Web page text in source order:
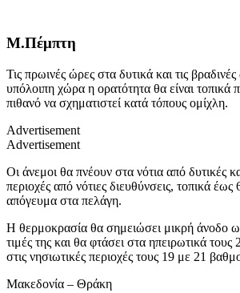
Μ.Πέμπτη
Τις πρωινές ώρες στα δυτικά και τις
υπόλοιπη χώρα η ορατότητα θα είναι τοπικά
πιθανό να σχηματιστεί κατά τόπους ομίχλη.
Advertisement
Advertisement
Οι άνεμοι θα πνέουν στα νότια από δυτικές
περιοχές από νότιες διευθύνσεις, τοπικά
απόγευμα στα πελάγη.
Η θερμοκρασία θα σημειώσει μικρή άνοδο
τιμές της και θα φτάσει στα ηπειρωτικά
στις νησιωτικές περιοχές τους 19 με 21
Μακεδονία – Θράκη